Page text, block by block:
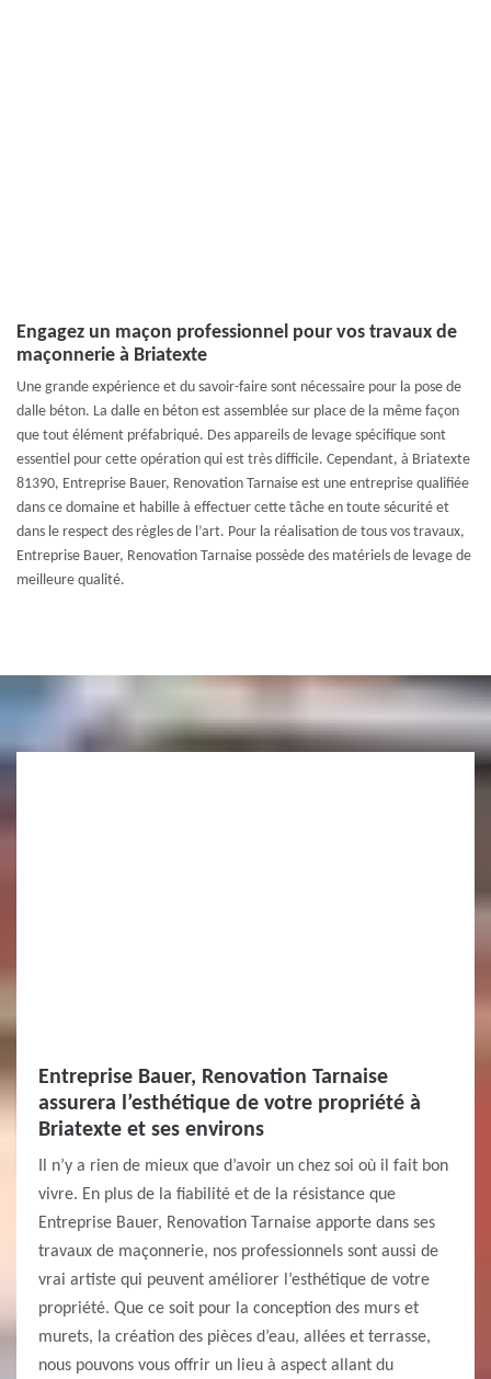
Engagez un maçon professionnel pour vos travaux de
maçonnerie à Briatexte
Une grande expérience et du savoir-faire sont nécessaire pour la pose de
dalle béton. La dalle en béton est assemblée sur place de la même façon
que tout élément préfabriqué. Des appareils de levage spécifique sont
essentiel pour cette opération qui est très difficile. Cependant, à Briatexte
81390, Entreprise Bauer, Renovation Tarnaise est une entreprise qualifiée
dans ce domaine et habille à effectuer cette tâche en toute sécurité et
dans le respect des règles de l’art. Pour la réalisation de tous vos travaux,
Entreprise Bauer, Renovation Tarnaise possède des matériels de levage de
meilleure qualité.
Entreprise Bauer, Renovation Tarnaise
assurera l’esthétique de votre propriété à
Briatexte et ses environs
Il n’y a rien de mieux que d’avoir un chez soi où il fait bon
vivre. En plus de la fiabilité et de la résistance que
Entreprise Bauer, Renovation Tarnaise apporte dans ses
travaux de maçonnerie, nos professionnels sont aussi de
vrai artiste qui peuvent améliorer l’esthétique de votre
propriété. Que ce soit pour la conception des murs et
murets, la création des pièces d’eau, allées et terrasse,
nous pouvons vous offrir un lieu à aspect allant du